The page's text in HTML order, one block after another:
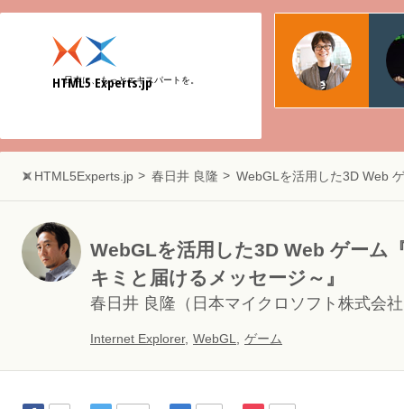
HTML5 Experts.jp
日本に、もっとエキスパートを。
物
日本
Web
HTML5Experts.jp 春日井 良隆 WebGLを活用した3D Web
WebGLを活用した3D Web ゲーム
キミと届けるメッセージ～』
春日井 良隆 （日本マイクロソフト株式会
Internet Explorer, WebGL ゲーム